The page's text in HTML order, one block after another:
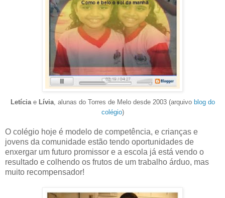
LetíciaeLívia, alunas do Torres de Melo desde 2003 (arquivoblog do
colégio)
O colégio hoje é modelo de competência, e crianças e
jovens da comunidade estão tendo oportunidades de
enxergar um futuro promissor e a escola já está vendo o
resultado e colhendo os frutos de um trabalho árduo, mas
muito recompensador!